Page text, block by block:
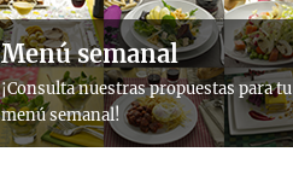
Menú semanal
¡Consulta nuestras propuestas para tu
menú semanal!